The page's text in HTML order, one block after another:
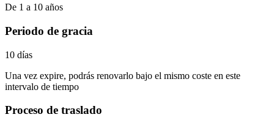
De 1 a 10 años
Periodo de gracia
10 días
Una vez expire, podrás renovarlo bajo el mismo coste en este
intervalo de tiempo
Proceso de traslado